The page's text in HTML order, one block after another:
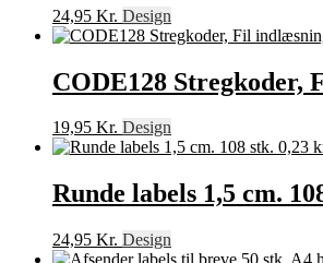
24,95 Kr. Design
CODE128 Stregkoder,
19,95 Kr. Design
Runde labels 1,5 cm.
24,95 Kr. Design